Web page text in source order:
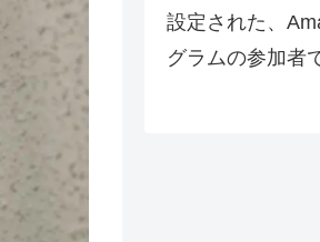
設定された、
グラムの参加者